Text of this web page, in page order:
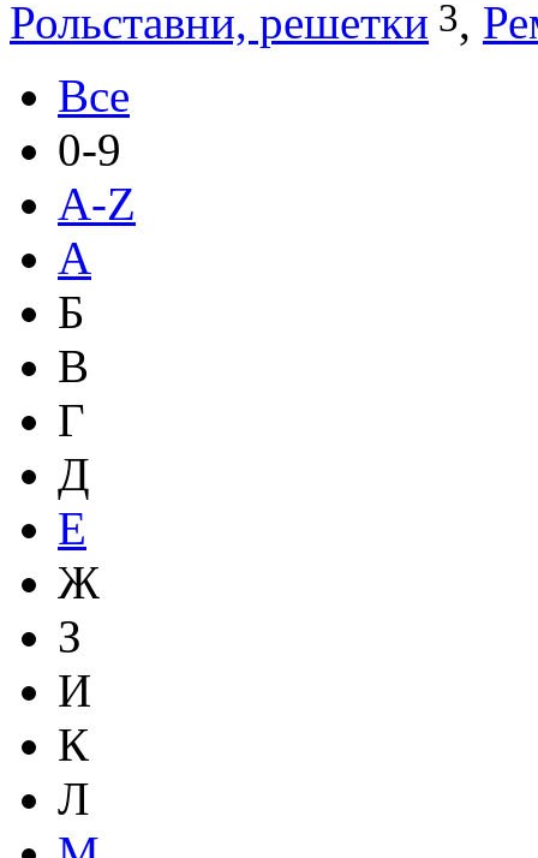
Рольставни, решетки 3,
Все
0-9
A-Z
А
Б
В
Г
Д
Е
Ж
З
И
К
Л